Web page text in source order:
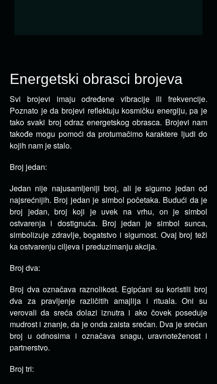
Energetski obrasci brojeva
Svi brojevi imaju određene vibracije ili frekvencije.
Poznato je da brojevi reflektuju kosmičku energiju, pa je
tako svaki broj odraz energetskog obrasca. Brojevi nam
takođe mogu pomoći da protumačimo karaktere ljudi do
kojih nam je stalo.
Broj jedan:
Jedan nije najusamljeniji broj, ali je sigurno jedan od
najsrećnijih. Broj jedan je simbol početaka. Budući da je
broj jedan, broj koji je uvek na vrhu, on je simbol
ostvarenja i dostignuća. Broj jedan je simbol sunca,
simbolizuje zdravlje, bogatstvo i sigurnost. Ovaj broj teži
ka ostvarenju ciljeva i preduzimanju akcija.
Broj dva:
Broj dva označava raznolikost. Egipćani su koristili broj
dva za pravljenje različitih amajlija i rituala. Oni su
verovali da sreća dolazi iznutra i ako čovek poseduje
mudrost i znanje, da je onda zaista srećan. Dva je srećan
broj u odnosima i označava snagu, uravnoteženost i
partnerstvo.
Broj tri: